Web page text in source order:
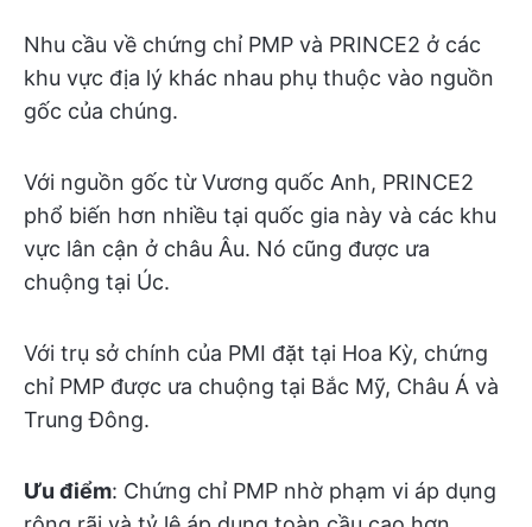
Nhu cầu về chứng chỉ PMP và PRINCE2 ở các
khu vực địa lý khác nhau phụ thuộc vào nguồn
gốc của chúng.
Với nguồn gốc từ Vương quốc Anh, PRINCE2
phổ biến hơn nhiều tại quốc gia này và các khu
vực lân cận ở châu Âu. Nó cũng được ưa
chuộng tại Úc.
Với trụ sở chính của PMI đặt tại Hoa Kỳ, chứng
chỉ PMP được ưa chuộng tại Bắc Mỹ, Châu Á và
Trung Đông.
Ưu điểm: Chứng chỉ PMP nhờ phạm vi áp dụng